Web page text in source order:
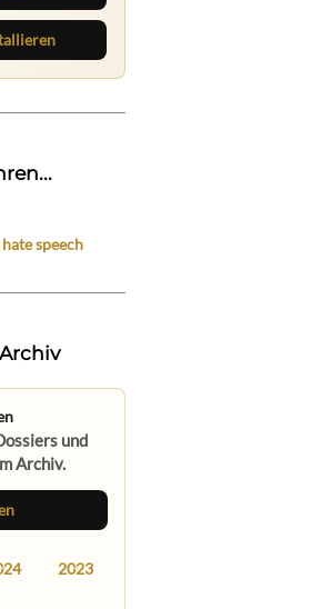
speech
und
Archiv.
2023